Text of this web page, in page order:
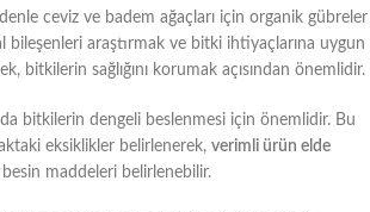
ceviz ve badem ağaçları için organik gübreler
bileşenleri araştırmak ve bitki ihtiyaçlarına uygun
bitkilerin sağlığını korumak açısından önemlidir.
da bitkilerin dengeli beslenmesi için önemlidir. Bu
eksiklikler belirlenerek, verimli ürün elde
maddeleri belirlenebilir.